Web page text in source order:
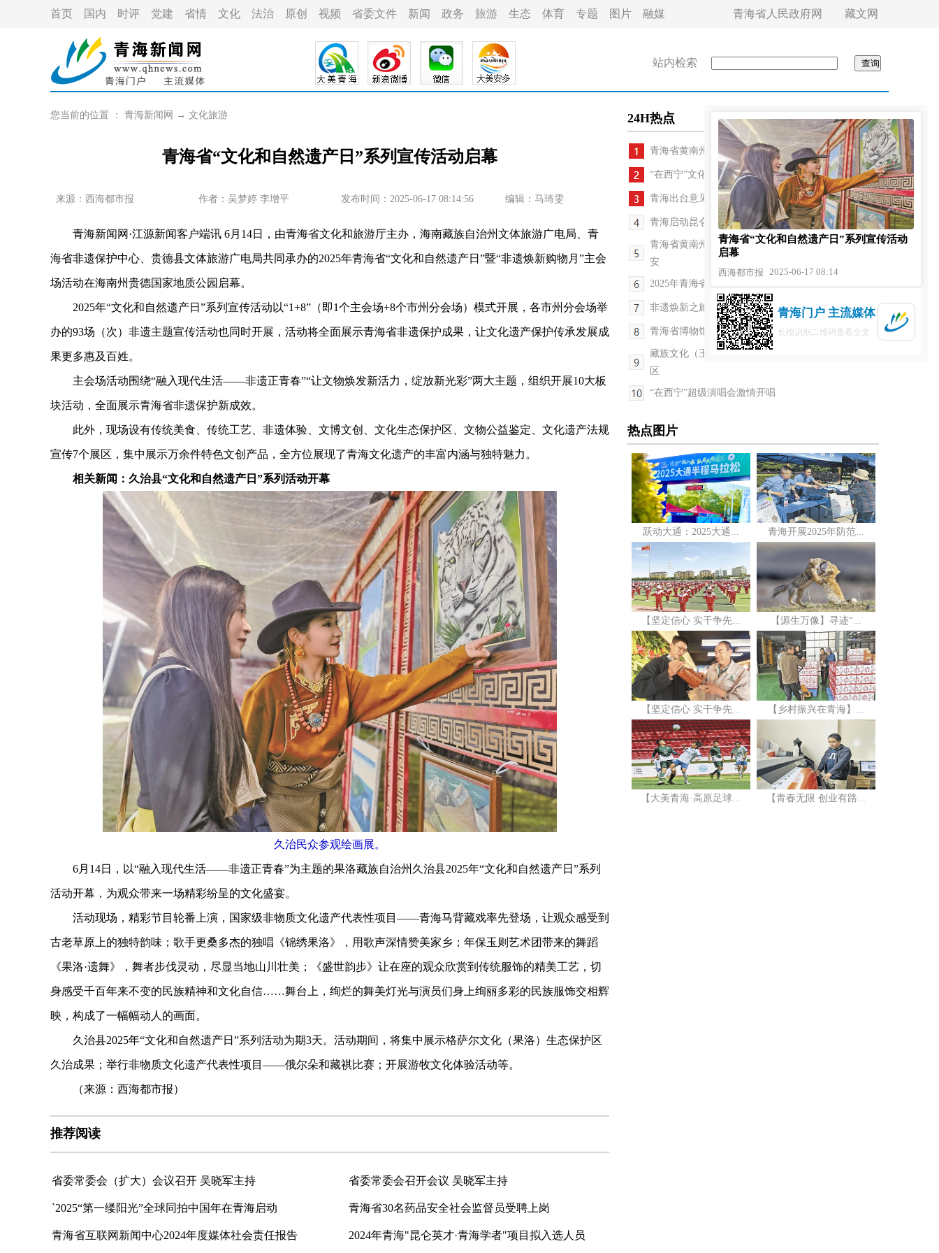
首页 国内 时评 党建 省情 文化 法治 原创 视频 省委文件 新闻 政务 旅游 生态 体育 专题 图片 融媒 青海省人民政府网 藏文网
站内检索
您当前的位置 ： 青海新闻网 → 文化旅游
青海省“文化和自然遗产日”系列宣传活动启幕
来源： 西海都市报 作者： 吴梦婷 李增平 发布时间：2025-06-17 08:14:56 编辑：马琦雯
青海新闻网·江源新闻客户端讯 6月14日，由青海省文化和旅游厅主办，海南藏族自治州文体旅游广电局、青
海省非遗保护中心、贵德县文体旅游广电局共同承办的2025年青海省“文化和自然遗产日”暨“非遗焕新购物月”主会
场活动在海南州贵德国家地质公园启幕。
2025年“文化和自然遗产日”系列宣传活动以“1+8”（即1个主会场+8个市州分会场）模式开展，各市州分会场举
办的93场（次）非遗主题宣传活动也同时开展，活动将全面展示青海省非遗保护成果，让文化遗产保护传承发展成
果更多惠及百姓。
主会场活动围绕“融入现代生活——非遗正青春”“让文物焕发新活力，绽放新光彩”两大主题，组织开展10大板
块活动，全面展示青海省非遗保护新成效。
此外，现场设有传统美食、传统工艺、非遗体验、文博文创、文化生态保护区、文物公益鉴定、文化遗产法规
宣传7个展区，集中展示万余件特色文创产品，全方位展现了青海文化遗产的丰富内涵与独特魅力。
相关新闻：久治县“文化和自然遗产日”系列活动开幕
久治民众参观绘画展。
6月14日，以“融入现代生活——非遗正青春”为主题的果洛藏族自治州久治县2025年“文化和自然遗产日”系列
活动开幕，为观众带来一场精彩纷呈的文化盛宴。
活动现场，精彩节目轮番上演，国家级非物质文化遗产代表性项目——青海马背藏戏率先登场，让观众感受到
古老草原上的独特韵味；歌手更桑多杰的独唱《锦绣果洛》，用歌声深情赞美家乡；年保玉则艺术团带来的舞蹈
《果洛·遗舞》，舞者步伐灵动，尽显当地山川壮美；《盛世韵步》让在座的观众欣赏到传统服饰的精美工艺，切
身感受千百年来不变的民族精神和文化自信……舞台上，绚烂的舞美灯光与演员们身上绚丽多彩的民族服饰交相辉
映，构成了一幅幅动人的画面。
久治县2025年“文化和自然遗产日”系列活动为期3天。活动期间，将集中展示格萨尔文化（果洛）生态保护区
久治成果；举行非物质文化遗产代表性项目——俄尔朵和藏祺比赛；开展游牧文化体验活动等。
（来源：西海都市报）
推荐阅读
省委常委会（扩大）会议召开 吴晓军主持 省委常委会召开会议 吴晓军主持
`2025“第一缕阳光”全球同拍中国年在青海启动 青海省30名药品安全社会监督员受聘上岗
青海省互联网新闻中心2024年度媒体社会责任报告 2024年青海"昆仑英才·青海学者"项目拟入选人员
24H热点
青海省黄南州文旅资源宣传推介会走进成都
“在西宁”文化品牌赋能城市文旅新活力
青海出台意见为文创产品开发打通“最后一公里”
青海启动昆仑文化多学科综合科考
青海省黄南州青甘陕川四省文旅资源宣传推介会走进西
安
2025年青海省“文化和自然遗产日”暨“非遗焕新购...
非遗焕新之旅，传统与现代的美妙联动——2025年青...
青海省博物馆珍贵文物亮相2025年文化和自然遗产日...
藏族文化（玉树）生态保护区入选国家级文化生态保护
区
“在西宁”超级演唱会激情开唱
热点图片
跃动大通：2025大通... 青海开展2025年防范...
【坚定信心 实干争先... 【源生万像】寻迹“...
【坚定信心 实干争先... 【乡村振兴在青海】...
【大美青海·高原足球... 【青春无限 创业有路...
青海省“文化和自然遗产日”系列宣传活动
启幕
西海都市报 2025-06-17 08:14
青海门户 主流媒体
长按识别二维码查看全文